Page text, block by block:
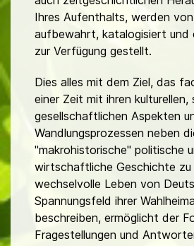
Ihres Aufenthalts, werden
aufbewahrt, katalogisiert und
zur Verfügung gestellt.
Dies alles mit dem Ziel, das
einer Zeit mit ihren kulturellen,
gesellschaftlichen Aspekten
Wandlungsprozessen neben
"makrohistorische" politische
wirtschaftliche Geschichte zu
wechselvolle Leben von
Spannungsfeld ihrer
beschreiben, ermöglicht der
Fragestellungen und